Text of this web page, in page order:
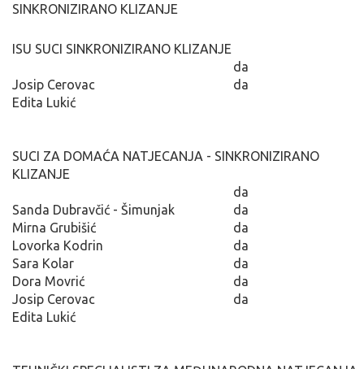
SINKRONIZIRANO KLIZANJE
ISU SUCI SINKRONIZIRANO KLIZANJE
da
Josip Cerovac
da
Edita Lukić
SUCI ZA DOMAĆA NATJECANJA - SINKRONIZIRANO
KLIZANJE
da
Sanda Dubravčić - Šimunjak
da
Mirna Grubišić
da
Lovorka Kodrin
da
Sara Kolar
da
Dora Movrić
da
Josip Cerovac
da
Edita Lukić